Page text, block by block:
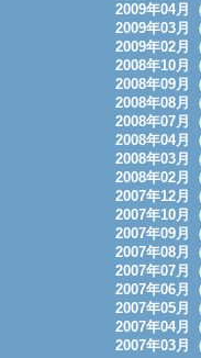
2009年04月
2009年03月
2009年02月（
2008年10月
2008年09月
2008年08月
2008年07月
2008年04月
2008年03月
2008年02月（
2007年12月（
2007年10月
2007年09月
2007年08月
2007年07月
2007年06月
2007年05月
2007年04月
2007年03月